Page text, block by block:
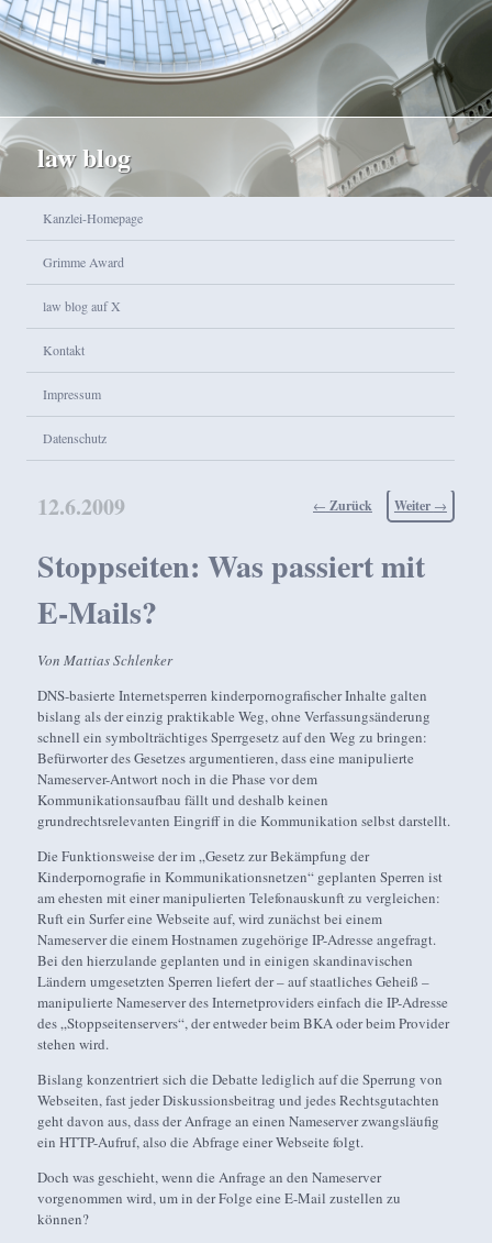
law blog
Zum Inhalt wechseln
Zum sekundären Inhalt wechseln
Kanzlei-Homepage
Grimme Award
law blog auf X
Kontakt
Impressum
Datenschutz
Beitragsnavigation
← Zurück Weiter →
Stoppseiten: Was passiert mit
E-Mails?
12.6.2009
Von Mattias Schlenker
DNS-basierte Internetsperren kinderpornografischer Inhalte galten
bislang als der einzig praktikable Weg, ohne Verfassungsänderung
schnell ein symbolträchtiges Sperrgesetz auf den Weg zu bringen:
Befürworter des Gesetzes argumentieren, dass eine manipulierte
Nameserver-Antwort noch in die Phase vor dem
Kommunikationsaufbau fällt und deshalb keinen
grundrechtsrelevanten Eingriff in die Kommunikation selbst darstellt.
Die Funktionsweise der im „Gesetz zur Bekämpfung der
Kinderpornografie in Kommunikationsnetzen“ geplanten Sperren ist
am ehesten mit einer manipulierten Telefonauskunft zu vergleichen:
Ruft ein Surfer eine Webseite auf, wird zunächst bei einem
Nameserver die einem Hostnamen zugehörige IP-Adresse angefragt.
Bei den hierzulande geplanten und in einigen skandinavischen
Ländern umgesetzten Sperren liefert der – auf staatliches Geheiß –
manipulierte Nameserver des Internetproviders einfach die IP-Adresse
des „Stoppseitenservers“, der entweder beim BKA oder beim Provider
stehen wird.
Bislang konzentriert sich die Debatte lediglich auf die Sperrung von
Webseiten, fast jeder Diskussionsbeitrag und jedes Rechtsgutachten
geht davon aus, dass der Anfrage an einen Nameserver zwangsläufig
ein HTTP-Aufruf, also die Abfrage einer Webseite folgt.
Doch was geschieht, wenn die Anfrage an den Nameserver
vorgenommen wird, um in der Folge eine E-Mail zustellen zu
können?